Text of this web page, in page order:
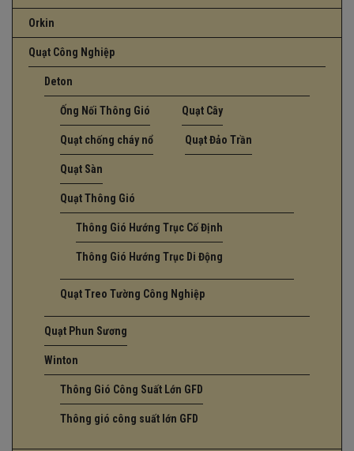
Orkin
Quạt Công Nghiệp
Deton
Ống Nối Thông Gió Quạt Cây
Quạt chống cháy nổ Quạt Đảo Trần
Quạt Sàn
Quạt Thông Gió
Thông Gió Hướng Trục Cố Định
Thông Gió Hướng Trục Di Động
Quạt Treo Tường Công Nghiệp
Quạt Phun Sương
Winton
Thông Gió Công Suất Lớn GFD
Thông gió công suất lớn GFD